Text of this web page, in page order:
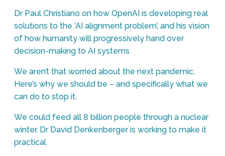
Dr Paul Christiano on how OpenAI is developing real
solutions to the ‘AI alignment problem’, and his vision
of how humanity will progressively hand over
decision-making to AI systems
We aren’t that worried about the next pandemic.
Here’s why we should be – and specifically what we
can do to stop it.
We could feed all 8 billion people through a nuclear
winter. Dr David Denkenberger is working to make it
practical